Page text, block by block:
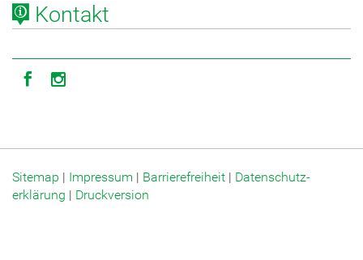
Kontakt
Icon facebook
Icon instagram
Sitemap | Impressum | Barrierefreiheit | Datenschutz­
erklärung | Druckversion